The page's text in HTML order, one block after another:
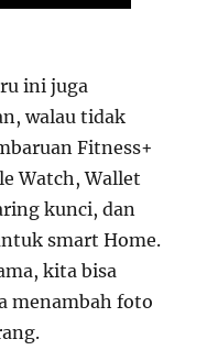
ini juga
walau tidak
Fitness+
Watch, Wallet
kunci, dan
smart Home.
kita bisa
menambah foto